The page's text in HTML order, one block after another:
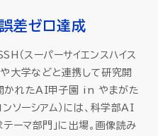
差ゼロ達成
（スーパーサイエンスハイス
大学などと連携して研究開
かれたAI甲子園 in やまがた
ソーシアム）には、科学部AI
テーマ部門」に出場。画像読み